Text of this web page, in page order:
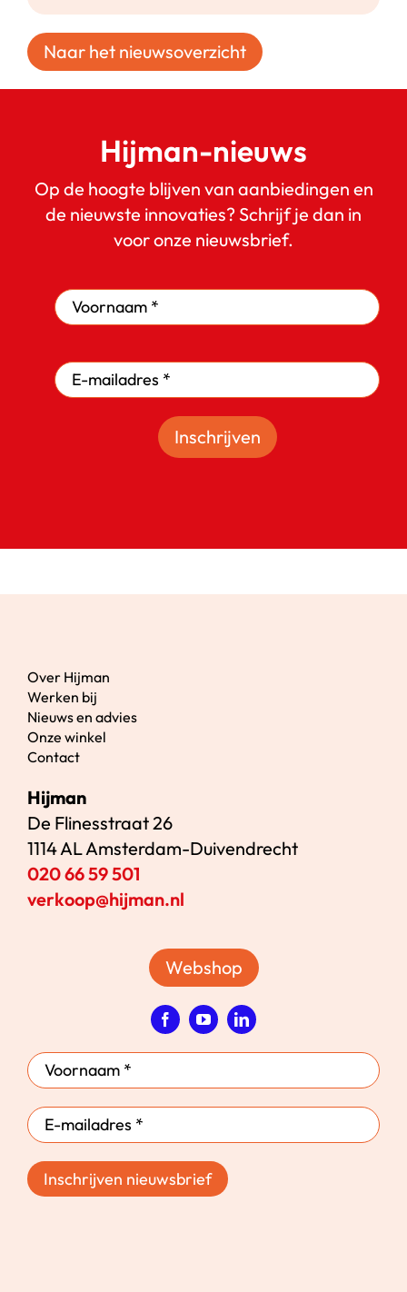
Naar het nieuwsoverzicht
Hijman-nieuws
Op de hoogte blijven van aanbiedingen en
de nieuwste innovaties? Schrijf je dan in
voor onze nieuwsbrief.
Inschrijven
Over Hijman
Werken bij
Nieuws en advies
Onze winkel
Contact
Hijman
De Flinesstraat 26
1114 AL Amsterdam-Duivendrecht
020 66 59 501
verkoop@hijman.nl
Webshop
Inschrijven nieuwsbrief